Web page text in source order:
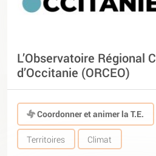
L’Observatoire Régional
d’Occitanie (ORCEO)
Coordonner et animer la T.E.
Territoires Climat